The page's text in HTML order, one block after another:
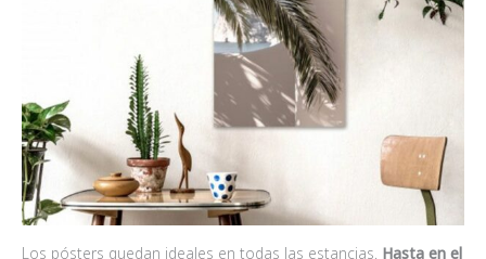
Los pósters quedan ideales en todas las estancias. Hasta en el